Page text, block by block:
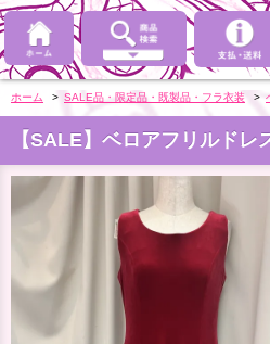
ホーム > SALE品・限定品・既製品・フラ衣装 >
【SALE】ベロアフリルドレ